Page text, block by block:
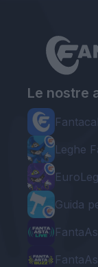
Le nostre
Leghe
Guida